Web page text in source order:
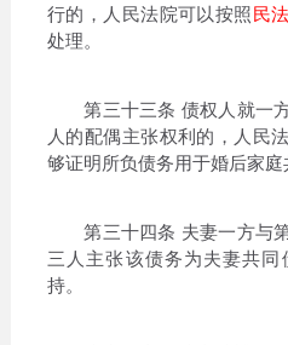
行的，人民法院可以按照民
处理。
第三十三条 债权人就一方
人的配偶主张权利的，人民
够证明所负债务用于婚后家庭
第三十四条 夫妻一方与第
三人主张该债务为夫妻共
持。